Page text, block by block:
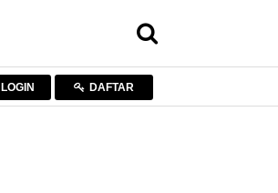
LOGIN DAFTAR